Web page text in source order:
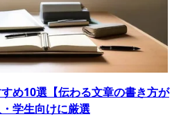
め10選【伝わる文章の書き方が
学生向けに厳選